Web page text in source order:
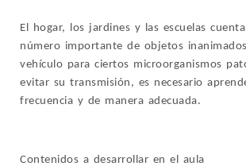
El hogar, los jardines y las escuelas
número importante de objetos
vehículo para ciertos microorganismos
evitar su transmisión, es necesario
frecuencia y de manera adecuada.
Contenidos a desarrollar en el aula